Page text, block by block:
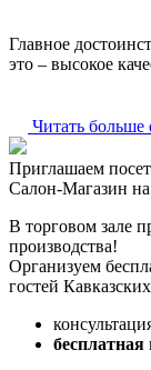
Главное
это – высокое
Читать больше
Приглашаем
Салон-Магазин
В торговом зале
производства!
Организуем
гостей
бесплатная